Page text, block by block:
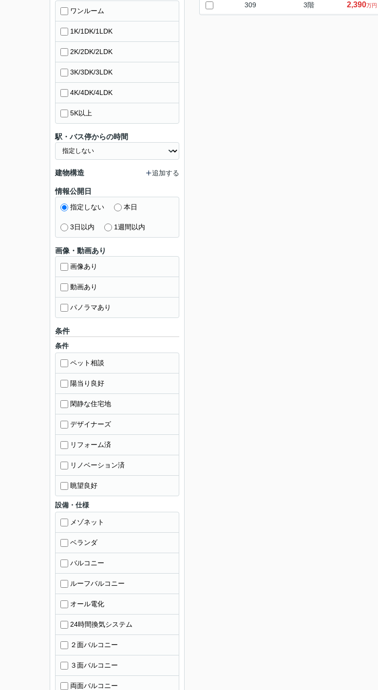
309 3階 2,390万円
ワンルーム
1K/1DK/1LDK
2K/2DK/2LDK
3K/3DK/3LDK
4K/4DK/4LDK
5K以上
駅・バス停からの時間
建物構造 追加する
情報公開日
指定しない 本日
3日以内 1週間以内
画像・動画あり
画像あり
動画あり
パノラマあり
条件
条件
ペット相談
陽当り良好
閑静な住宅地
デザイナーズ
リフォーム済
リノベーション済
眺望良好
設備・仕様
メゾネット
ベランダ
バルコニー
ルーフバルコニー
オール電化
24時間換気システム
２面バルコニー
３面バルコニー
両面バルコニー